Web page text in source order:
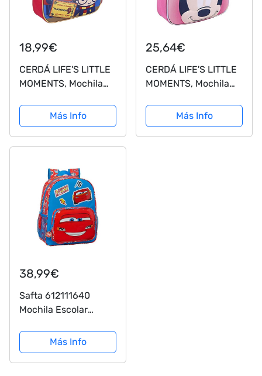
18,99€
CERDÁ LIFE'S LITTLE
MOMENTS, Mochila
Harry Potter-Licencia
Oficial Warner Bros
para Niños, Rojo,
idónea para peques
Más Info
25,64€
CERDÁ LIFE'S LITTLE
MOMENTS, Mochila
Minnie Mouse-
Licencia Oficial
Disney para Niñas,
Más Info
38,99€
Safta 612111640
Mochila Escolar
Queen,
320x120x380mm
Más Info